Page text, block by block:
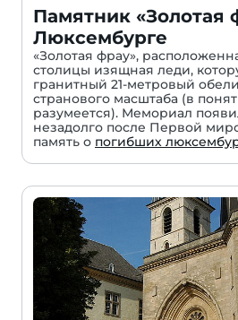
Памятник «Золотая
Люксембурге
«Золотая фрау»,
столицы изящная леди,
гранитный 21-метровый
странового масштаба (в
разумеется). Мемориал
незадолго после Первой
память о погибших